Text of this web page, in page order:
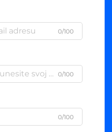
0/100
0/100
0/100